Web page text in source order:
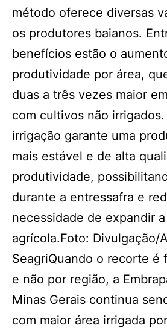
método oferece diversas
os produtores baianos.
benefícios estão o
produtividade por área,
duas a três vezes maior
com cultivos não
irrigação garante uma
mais estável e de alta
produtividade,
durante a entressafra e
necessidade de expandir
agrícola.Foto: Divulgação/
SeagriQuando o recorte é
e não por região, a
Minas Gerais continua
com maior área irrigada